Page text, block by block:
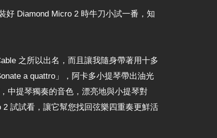
好 Diamond Micro 2 時牛刀小試一番，知
之所以出名，而且讓我隨身帶著用十多
a quattro」，阿卡多小提琴帶出油光
中提琴獨奏的音色，漂亮地與小提琴對
試試看，讓它幫您找回弦樂四重奏更鮮活